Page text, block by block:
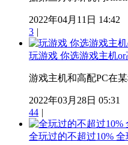
2022年04月11日 14:42
3 |
玩游戏 你选游戏主机or
游戏主机和高配PC在
2022年03月28日 05:31
44 |
全玩过的不超过10%